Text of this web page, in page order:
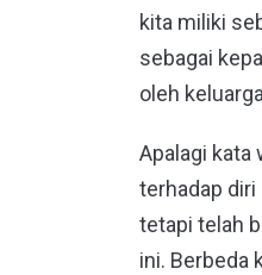
kita miliki
sebagai
oleh
Apalagi kata
terhadap diri
tetapi telah
ini. Berbeda